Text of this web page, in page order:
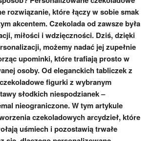
rozwiązanie, które łączy w sobie smak
akcentem. Czekolada od zawsze była
miłości i wdzięczności. Dziś, dzięki
możemy nadać jej zupełnie
upominki, które trafiają prosto w
osoby. Od eleganckich tabliczek z
figurki z wybranym
słodkich niespodzianek –
nieograniczone. W tym artykule
czekoladowych arcydzieł, które
uśmiech i pozostawią trwałe